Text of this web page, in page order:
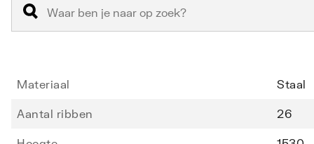
Materiaal Staal
Aantal ribben 26